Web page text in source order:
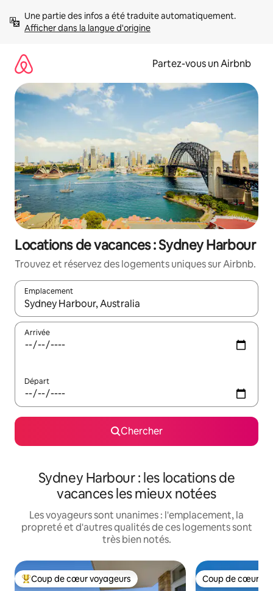
directement
Afficher dans la langue d'origine
Partez-vous un Airbnb
Locations de vacances : Sydney Harbour
Trouvez et réservez des logements uniques sur Airbnb.
Emplacement
Quand les résultats sont affichés, parcourez-les en utilisant
Arrivée
Départ
Chercher
Sydney Harbour : les locations de
vacances les mieux notées
Les voyageurs sont unanimes : l'emplacement, la
propreté et d'autres qualités de ces logements sont
très bien notés.
Coup de cœur voyageurs parmi les plus aimés
Coup de cœur voyageurs Coup de cœur
Coup de cœur